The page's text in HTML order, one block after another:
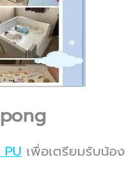
เพื่อเตรียมรับน้อง